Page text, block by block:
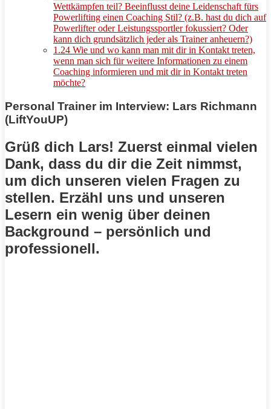
Wettkämpfen teil? Beeinflusst deine Leidenschaft fürs
Powerlifting einen Coaching Stil? (z.B. hast du dich auf
Powerlifter oder Leistungssportler fokussiert? Oder
kann dich grundsätzlich jeder als Trainer anheuern?)
1.24 Wie und wo kann man mit dir in Kontakt treten,
wenn man sich für weitere Informationen zu einem
Coaching informieren und mit dir in Kontakt treten
möchte?
Personal Trainer im Interview: Lars Richmann
(LiftYouUP)
Grüß dich Lars! Zuerst einmal vielen
Dank, dass du dir die Zeit nimmst,
um dich unseren vielen Fragen zu
stellen. Erzähl uns und unseren
Lesern ein wenig über deinen
Background – persönlich und
professionell.